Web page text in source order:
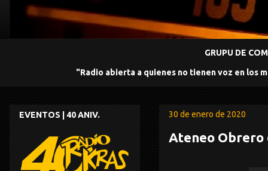
GRUPU DE
"Radio abierta a quienes no tienen voz en los
30 de enero de 2020
Ateneo Obrero
EVENTOS | 40 ANIV.